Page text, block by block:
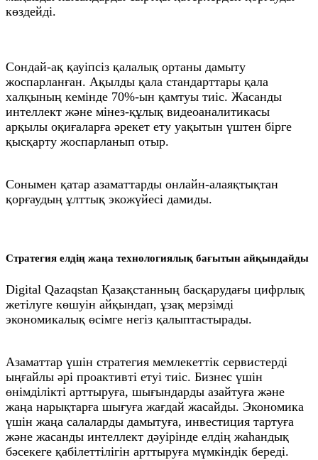
көздейді.
Сондай-ақ қауіпсіз қалалық ортаны дамыту
жоспарланған. Ақылды қала стандарттары қала
халқының кемінде 70%-ын қамтуы тиіс. Жасанды
интеллект және мінез-құлық видеоаналитикасы
арқылы оқиғаларға әрекет ету уақытын үштен бірге
қысқарту жоспарланып отыр.
Сонымен қатар азаматтарды онлайн-алаяқтықтан
қорғаудың ұлттық экожүйесі дамиды.
Стратегия елдің жаңа технологиялық бағытын айқындайды
Digital Qazaqstan Қазақстанның басқарудағы цифрлық
жетілуге көшуін айқындап, ұзақ мерзімді
экономикалық өсімге негіз қалыптастырады.
Азаматтар үшін стратегия мемлекеттік сервистерді
ыңғайлы әрі проактивті етуі тиіс. Бизнес үшін
өнімділікті арттыруға, шығындарды азайтуға және
жаңа нарықтарға шығуға жағдай жасайды. Экономика
үшін жаңа салаларды дамытуға, инвестиция тартуға
және жасанды интеллект дәуірінде елдің жаһандық
бәсекеге қабілеттілігін арттыруға мүмкіндік береді.